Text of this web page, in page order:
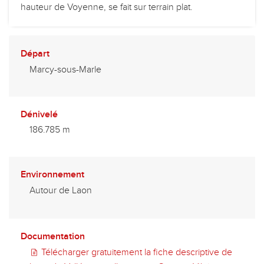
hauteur de Voyenne, se fait sur terrain plat.
Départ
Marcy-sous-Marle
Dénivelé
186.785 m
Environnement
Autour de Laon
Documentation
Télécharger gratuitement la fiche descriptive de